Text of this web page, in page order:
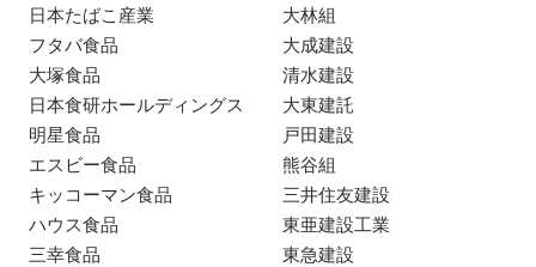
日本たばこ産業
フタバ食品
大塚食品
日本食研ホールディングス
明星食品
エスビー食品
キッコーマン食品
ハウス食品
三幸食品
大林組
大成建設
清水建設
大東建託
戸田建設
熊谷組
三井住友建設
東亜建設工業
東急建設